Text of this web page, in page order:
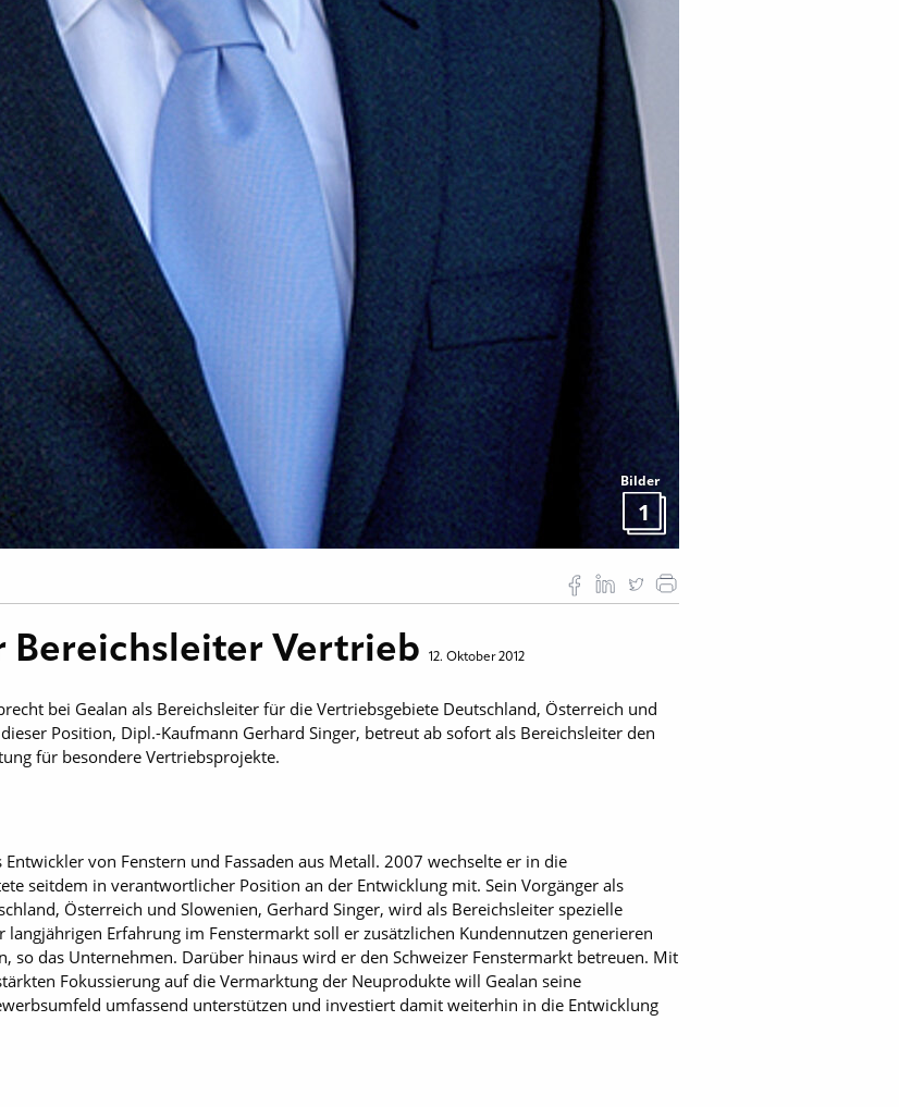
Bilder
1
Bereichsleiter Vertrieb 12. Oktober 2012
bei Gealan als Bereichsleiter für die Vertriebsgebiete Deutschland, Österreich und
Position, Dipl.-Kaufmann Gerhard Singer, betreut ab sofort als Bereichsleiter den
für besondere Vertriebsprojekte.
von Fenstern und Fassaden aus Metall. 2007 wechselte er in die
seitdem in verantwortlicher Position an der Entwicklung mit. Sein Vorgänger als
Österreich und Slowenien, Gerhard Singer, wird als Bereichsleiter spezielle
Erfahrung im Fenstermarkt soll er zusätzlichen Kundennutzen generieren
so das Unternehmen. Darüber hinaus wird er den Schweizer Fenstermarkt betreuen. Mit
Fokussierung auf die Vermarktung der Neuprodukte will Gealan seine
umfassend unterstützen und investiert damit weiterhin in die Entwicklung